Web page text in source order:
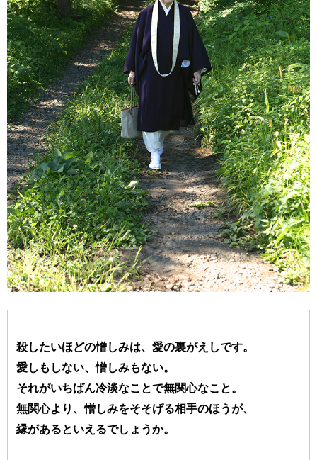
殺したいほどの憎しみは、愛の裏がえしです。
愛しもしない、憎しみもない。
それがいちばん冷淡なことで無関心なこと。
無関心より、憎しみをそそげる相手のほうが、
縁があるといえるでしょうか。